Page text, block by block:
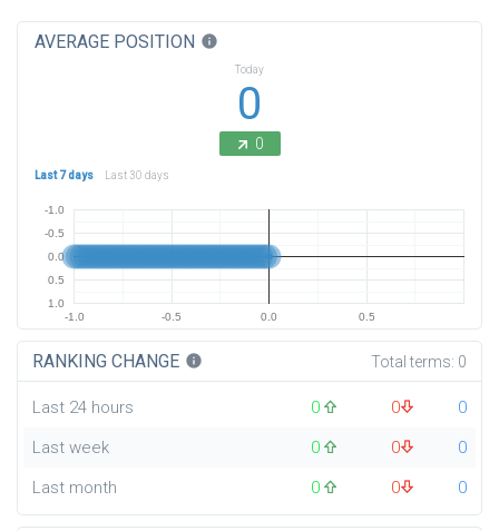
AVERAGE POSITION info
Today
0
0
Last 7 days Last 30 days
-1.0 -0.5 0.0 0.5
-1.0
-0.5
0.0
0.5
1.0
RANKING CHANGE info Total terms: 0
Last 24 hours 0 0
0
Last week
0 0
0
Last month
0 0 0